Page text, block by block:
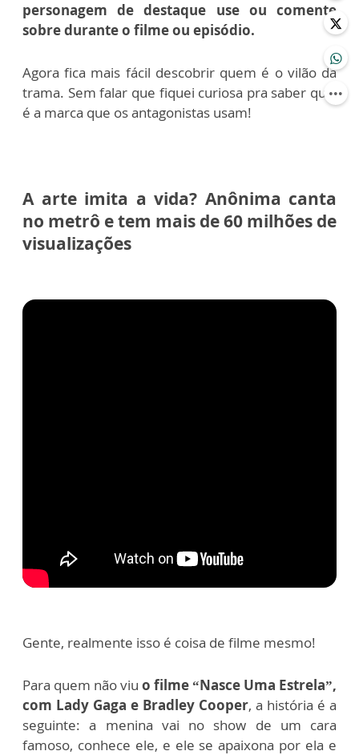
personagem de destaque use ou comente
sobre durante o filme ou episódio.
Agora fica mais fácil descobrir quem é o vilão da
trama. Sem falar que fiquei curiosa pra saber qual
é a marca que os antagonistas usam!
A arte imita a vida? Anônima canta
no metrô e tem mais de 60 milhões de
visualizações
Gente, realmente isso é coisa de filme mesmo!
Para quem não viu o filme “Nasce Uma Estrela”,
com Lady Gaga e Bradley Cooper, a história é a
seguinte: a menina vai no show de um cara
famoso, conhece ele, e ele se apaixona por ela e